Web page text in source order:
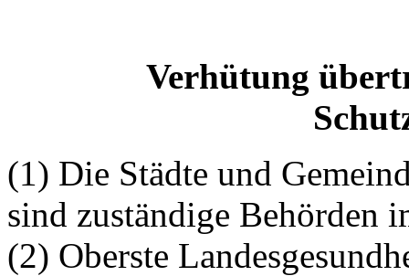
Verhütung
(1) Die Städte und
sind zuständige Behörden
(2) Oberste